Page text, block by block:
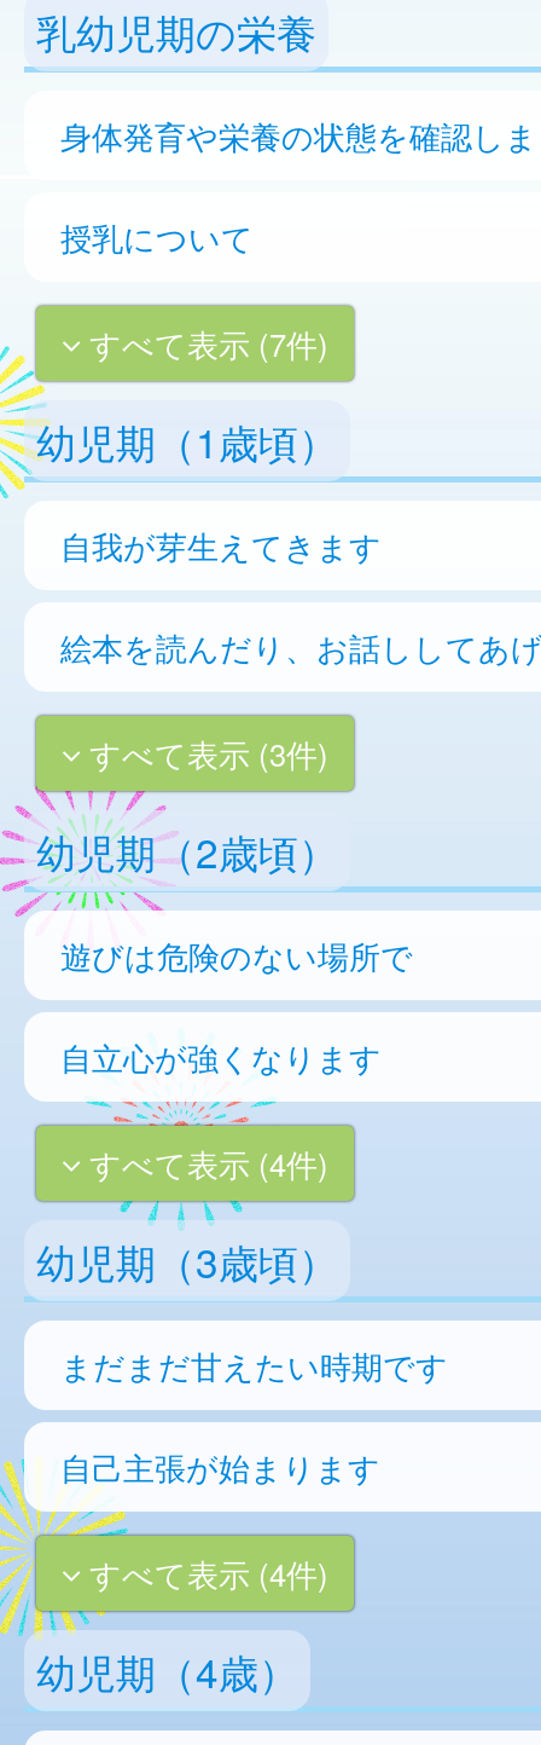
乳幼児期の栄養
身体発育や栄養の状態を確認し
授乳について
すべて表示 (7件)
幼児期（1歳頃）
自我が芽生えてきます
絵本を読んだり、お話ししてあ
すべて表示 (3件)
幼児期（2歳頃）
遊びは危険のない場所で
自立心が強くなります
すべて表示 (4件)
幼児期（3歳頃）
まだまだ甘えたい時期です
自己主張が始まります
すべて表示 (4件)
幼児期（4歳）